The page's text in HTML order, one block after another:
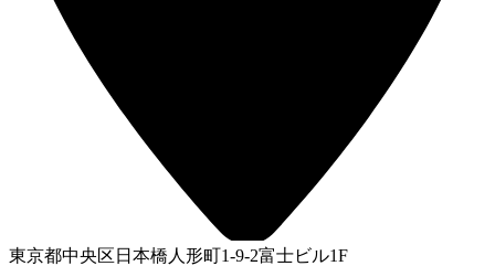
東京都中央区日本橋人形町1-9-2富士ビル1F